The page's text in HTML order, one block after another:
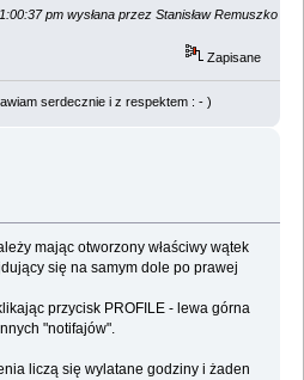
pm wysłana przez Stanisław Remuszko
Zapisane
serdecznie i z respektem : - )
mając otworzony właściwy wątek
się na samym dole po prawej
przycisk PROFILE - lewa górna
"notifajów".
liczą się wylatane godziny i żaden